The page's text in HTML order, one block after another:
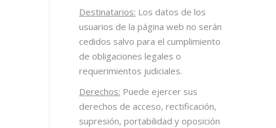
Destinatarios: Los datos de los
usuarios de la página web no serán
cedidos salvo para el cumplimiento
de obligaciones legales o
requerimientos judiciales.
Derechos: Puede ejercer sus
derechos de acceso, rectificación,
supresión, portabilidad y oposición